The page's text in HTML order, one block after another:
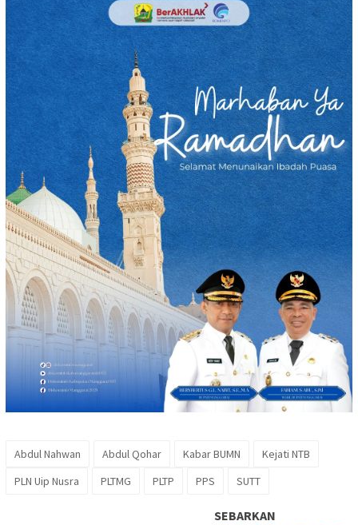
Abdul Nahwan Abdul Qohar Kabar BUMN
Kejati NTB
PLN Uip Nusra
PLTMG PLTP PPS SUTT
SEBARKAN